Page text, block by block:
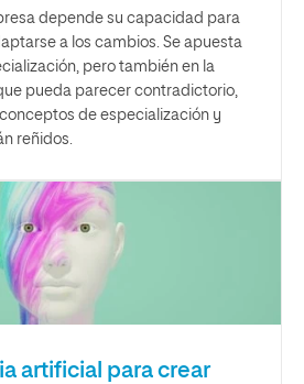
depende su capacidad para
a los cambios. Se apuesta
pero también en la
pueda parecer contradictorio,
de especialización y
reñidos.
artificial para crear